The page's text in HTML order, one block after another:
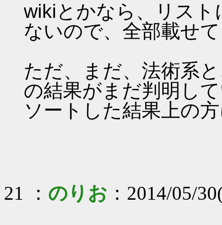
wikiとかなら、リス
ないので、全部載せ
ただ、まだ、法術系
の結果がまだ判明し
ソートした結果上の
21 ： のりお ：2014/05/